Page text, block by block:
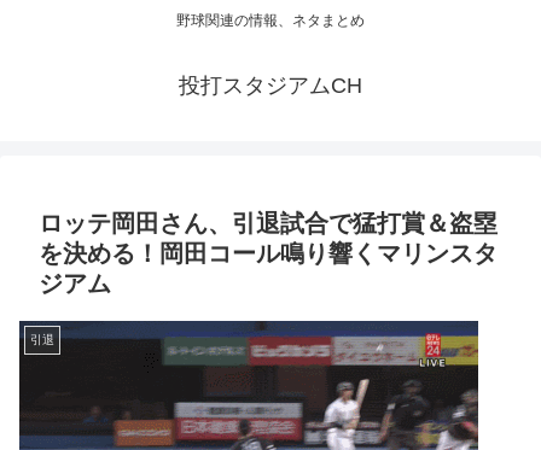
野球関連の情報、ネタまとめ
投打スタジアムCH
ロッテ岡田さん、引退試合で猛打賞＆盗塁
を決める！岡田コール鳴り響くマリンスタ
ジアム
引退